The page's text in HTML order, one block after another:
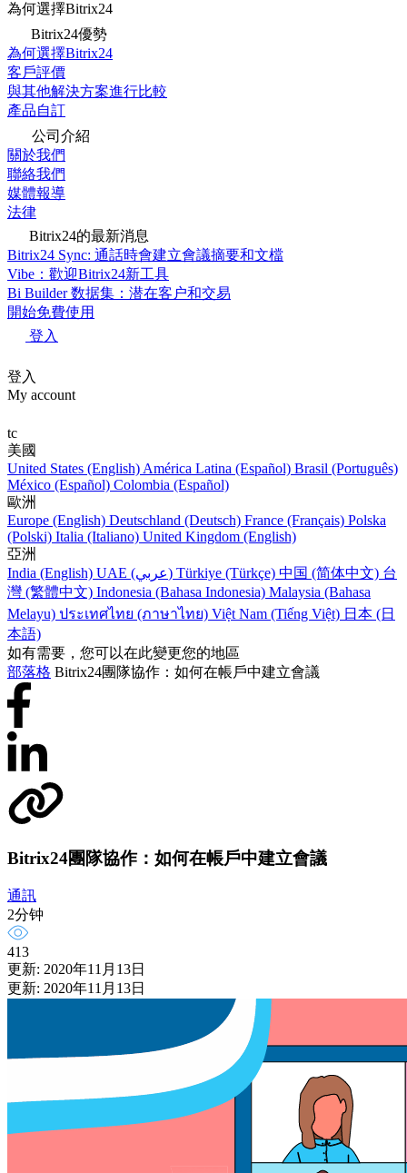
為何選擇Bitrix24
Bitrix24優勢
為何選擇Bitrix24
客戶評價
與其他解決方案進行比較
產品自訂
公司介紹
關於我們
聯絡我們
媒體報導
法律
Bitrix24的最新消息
Bitrix24 Sync: 通話時會建立會議摘要和文檔
Vibe：歡迎Bitrix24新工具
Bi Builder 数据集：潜在客户和交易
開始免費使用
登入
登入
My account
tc
美國
United States (English) América Latina (Español) Brasil (Português)
México (Español) Colombia (Español)
歐洲
Europe (English) Deutschland (Deutsch) France (Français) Polska
(Polski) Italia (Italiano) United Kingdom (English)
亞洲
India (English)
UAE (عربي) Türkiye (Türkçe) 中国 (简体中文) 台
灣 (繁體中文) Indonesia (Bahasa Indonesia) Malaysia (Bahasa
Melayu) ประเทศไทย (ภาษาไทย) Việt Nam (Tiếng Việt) 日本 (日
本語)
如有需要，您可以在此變更您的地區
部落格 Bitrix24團隊協作：如何在帳戶中建立會議
Bitrix24團隊協作：如何在帳戶中建立會議
通訊
2分钟
413
更新: 2020年11月13日
更新: 2020年11月13日